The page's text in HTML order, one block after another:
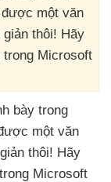
một văn
thôi! Hãy
trong Microsoft
bày trong
một văn
thôi! Hãy
Microsoft